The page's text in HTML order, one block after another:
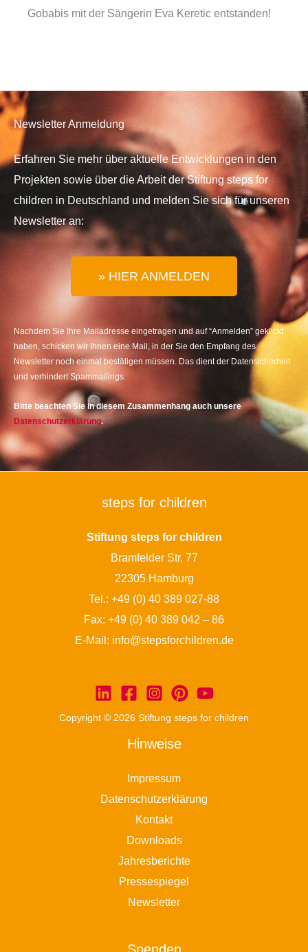
Gobabis mit der Sängerin Eva Keretic entstanden!
Newsletter Anmeldung
Erfahren Sie mehr über aktuelle Entwicklungen in den
Projekten sowie über die Arbeit der Stiftung steps for
children in Deutschland und melden Sie sich für unseren
Newsletter an:
» HIER ANMELDEN
Nachdem Sie Ihre Mailadresse eingetragen und auf “Anmelden” geklickt
haben, schicken wir Ihnen eine Mail, in der Sie den Empfang des
Newsletter noch einmal bestätigen müssen. Das dient der Datensicherheit
und verhindert Spammailings.
Bitte beachten Sie in diesem Zusammenhang auch unsere
Datenschutzerklärung.
steps for children
Stiftung steps for children
Bramfelder Str. 77
22305 Hamburg
Tel.: +49 (0) 40 389 027-88
Fax: +49 (0) 40 389 042 – 86
E-Mail: info@stepsforchildren.de
Copyright © 2026 Stiftung steps for children
Hinweise
Impressum
Datenschutzerklärung
Kontakt
Downloads
Jahresberichte
Pressespiegel
Newsletter